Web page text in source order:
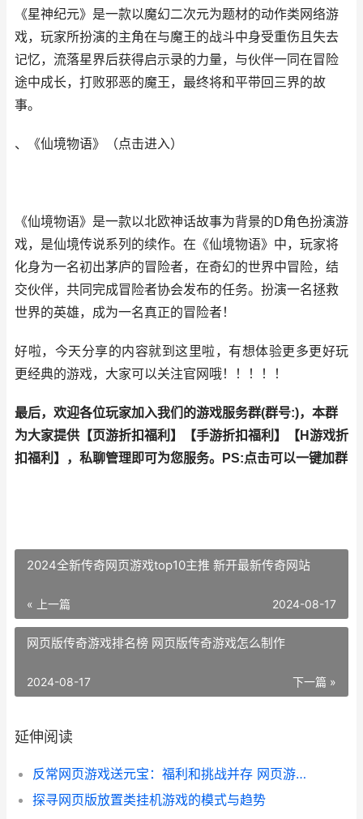
《星神纪元》是一款以魔幻二次元为题材的动作类网络游
戏，玩家所扮演的主角在与魔王的战斗中身受重伤且失去
记忆，流落星界后获得启示录的力量，与伙伴一同在冒险
途中成长，打败邪恶的魔王，最终将和平带回三界的故
事。
、《仙境物语》 （点击进 入）
《仙境物语》是一款以北欧神话故事为背景的D角色扮演游
戏，是仙境传说系列的续作。在《仙境物语》中，玩家将
化身为一名初出茅庐的冒险者，在奇幻的世界中冒险，结
交伙伴，共同完成冒险者协会发布的任务。扮演一名拯救
世界的英雄，成为一名真正的冒险者！
好啦，今天分享的内容就到这里啦，有想体验更多更好玩
更经典的游戏，大家可以关注官网哦！！！！！
最后，欢迎各位玩家加入我们的游戏服务群(群号:)，本群
为大家提供【页游折扣福利 】【手游折扣福利 】【 H游戏折
扣福利 】，私聊管理即可为您服务。 PS:点击可以一键加群
2024全新传奇网页游戏top10主推 新开最新传奇网站
« 上一篇 2024-08-17
网页版传奇游戏排名榜 网页版传奇游戏怎么制作
下一篇 »
2024-08-17
延伸阅读
反常网页游戏送元宝：福利和挑战并存 网页游戏返利网
探寻网页版放置类挂机游戏的模式与趋势